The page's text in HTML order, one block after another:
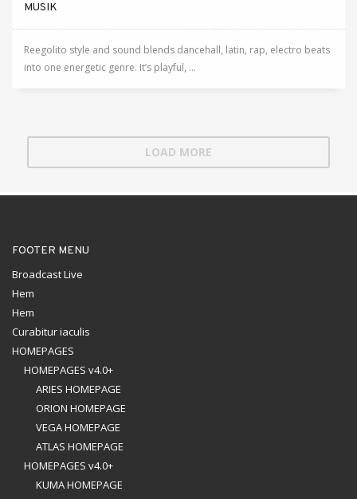
MUSIK
Reegolito style and sound blends dancehall, latin, rap, electro beats
into one energetic genre. It’s playful, ...
LOAD MORE
FOOTER MENU
Broadcast Live
Hem
Hem
Curabitur iaculis
HOMEPAGES
HOMEPAGES v4.0+
ARIES HOMEPAGE
ORION HOMEPAGE
VEGA HOMEPAGE
ATLAS HOMEPAGE
HOMEPAGES v4.0+
KUMA HOMEPAGE